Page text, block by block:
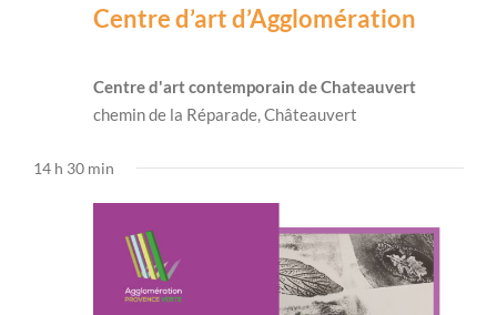
Centre d’art d’Agglomération
Centre d'art contemporain de Chateauvert
chemin de la Réparade, Châteauvert
14 h 30 min